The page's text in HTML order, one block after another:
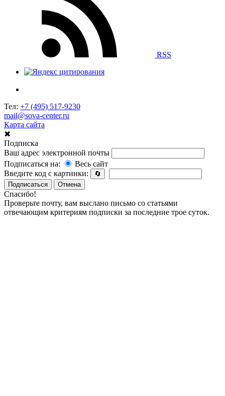
RSS
Тел: +7 (495) 517-9230
mail@sova-center.ru
Карта сайта
✖
Подписка
Ваш адрес электронной почты
Подписаться на:
Весь сайт
Введите код с картинки:
🔄
Подписаться
Отмена
Спасибо!
Проверьте почту, вам выслано письмо со статьями
отвечающим критериям подписки за последние трое суток.